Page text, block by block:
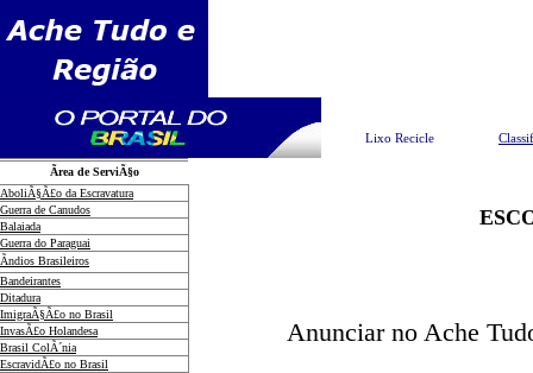
Lixo Recicle
Ãrea de ServiÃ§o
AboliÃ§Ã£o da Escravatura
Guerra de Canudos
Balaiada
Guerra do Paraguai
Ãndios Brasileiros
Bandeirantes
Ditadura
ImigraÃ§Ã£o no Brasil
InvasÃ£o Holandesa
Brasil ColÃ´nia
EscravidÃ£o no Brasil
Anunciar no Ache